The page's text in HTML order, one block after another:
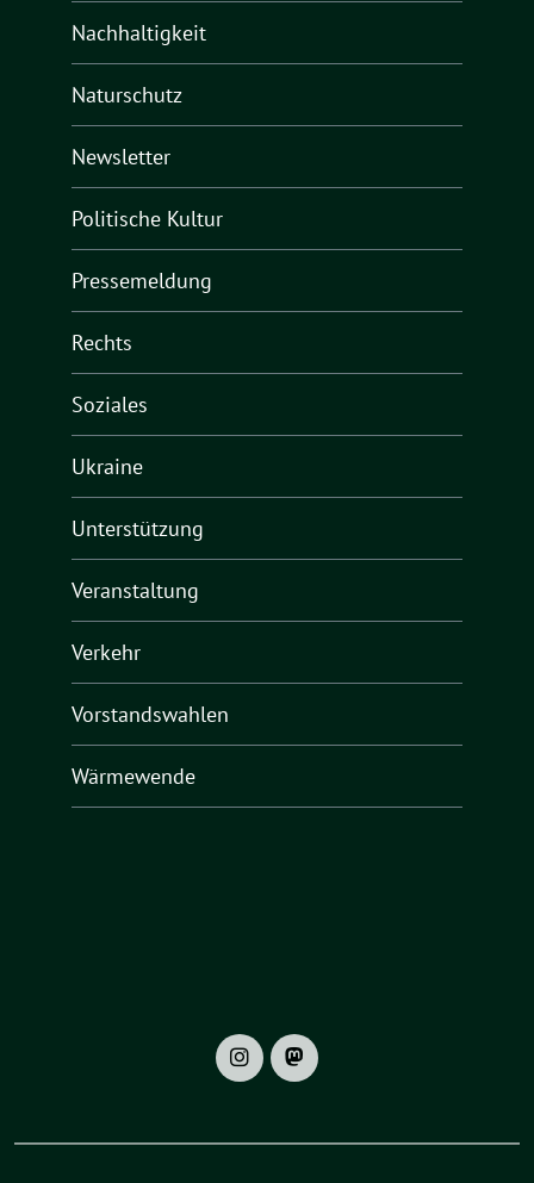
Nachhaltigkeit
Naturschutz
Newsletter
Politische Kultur
Pressemeldung
Rechts
Soziales
Ukraine
Unterstützung
Veranstaltung
Verkehr
Vorstandswahlen
Wärmewende